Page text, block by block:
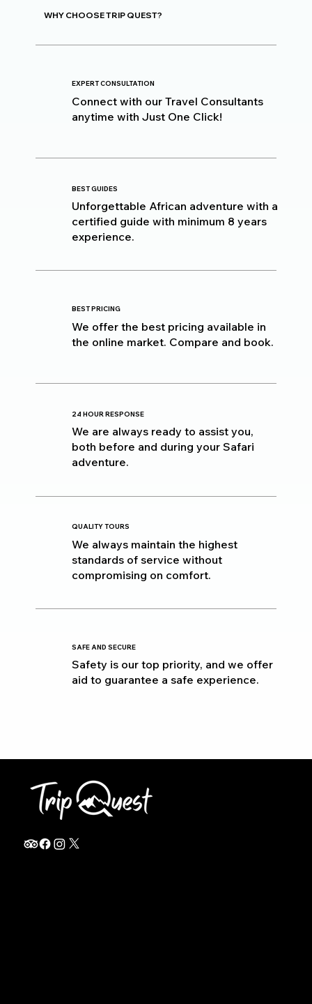
WHY CHOOSE TRIP QUEST?
EXPERT CONSULTATION
Connect with our Travel Consultants
anytime with Just One Click!
BEST GUIDES
Unforgettable African adventure with a
certified guide with minimum 8 years
experience.
BEST PRICING
We offer the best pricing available in
the online market. Compare and book.
24 HOUR RESPONSE
We are always ready to assist you,
both before and during your Safari
adventure.
QUALITY TOURS
We always maintain the highest
standards of service without
compromising on comfort.
SAFE AND SECURE
Safety is our top priority, and we offer
aid to guarantee a safe experience.